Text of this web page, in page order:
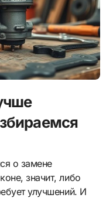
значит, либо
улучшений. И